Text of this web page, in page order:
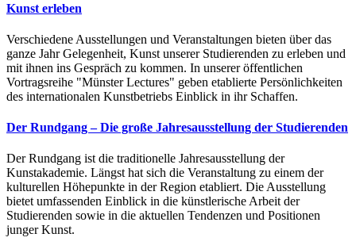
Kunst erleben
Verschiedene Ausstellungen und Veranstaltungen bieten über das
ganze Jahr Gelegenheit, Kunst unserer Studierenden zu erleben und
mit ihnen ins Gespräch zu kommen. In unserer öffentlichen
Vortragsreihe "Münster Lectures" geben etablierte Persönlichkeiten
des internationalen Kunstbetriebs Einblick in ihr Schaffen.
Der Rundgang – Die große Jahresausstellung der Studierenden
Der Rundgang ist die traditionelle Jahresausstellung der
Kunstakademie. Längst hat sich die Veranstaltung zu einem der
kulturellen Höhepunkte in der Region etabliert. Die Ausstellung
bietet umfassenden Einblick in die künstlerische Arbeit der
Studierenden sowie in die aktuellen Tendenzen und Positionen
junger Kunst.